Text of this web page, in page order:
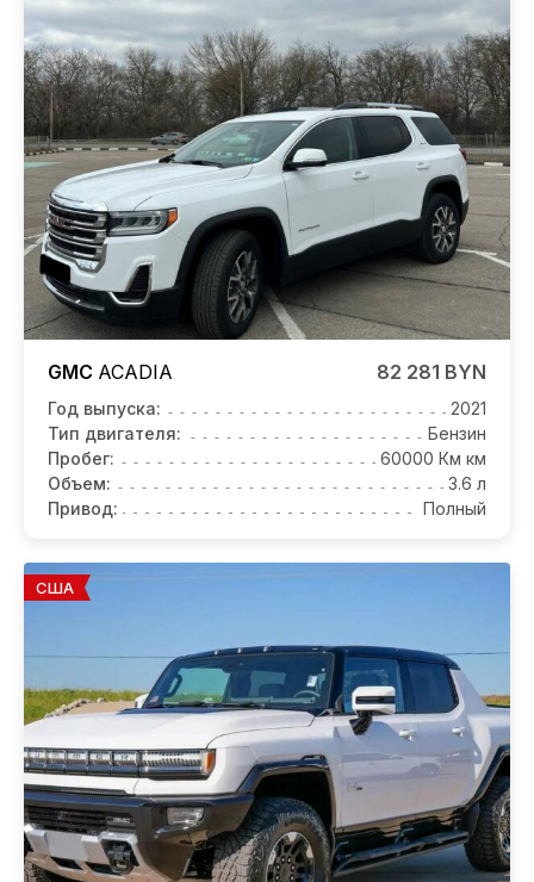
GMC ACADIA 82 281 BYN
Год выпуска:
2021
Тип двигателя:
Бензин
Пробег:
60000 Км км
Объем:
3.6 л
Привод:
Полный
США